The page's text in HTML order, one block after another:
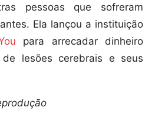
pessoas que sofreram
Ela lançou a instituição
para arrecadar dinheiro
de lesões cerebrais e seus